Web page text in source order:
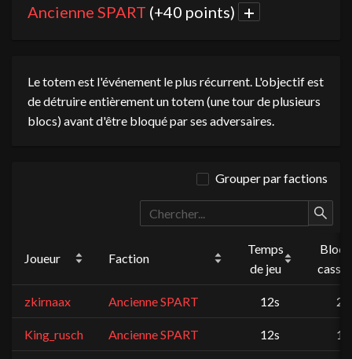
Ancienne SPART (+40 points)
Le totem est l'événement le plus récurrent. L'objectif est
de détruire entièrement un totem (une tour de plusieurs
blocs) avant d'être bloqué par ses adversaires.
Grouper par factions
Joueur Faction
Temps
de jeu
Blocs
cassés
zkirnaax Ancienne SPART 12s 2
King_rusch Ancienne SPART 12s 1